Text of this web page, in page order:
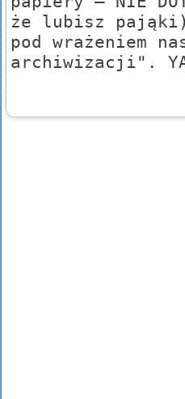
że lubisz
pod wrażeniem
archiwizacji".